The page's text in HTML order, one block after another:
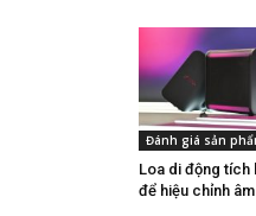
Đánh giá sản
Loa di động tích
để hiệu chỉnh